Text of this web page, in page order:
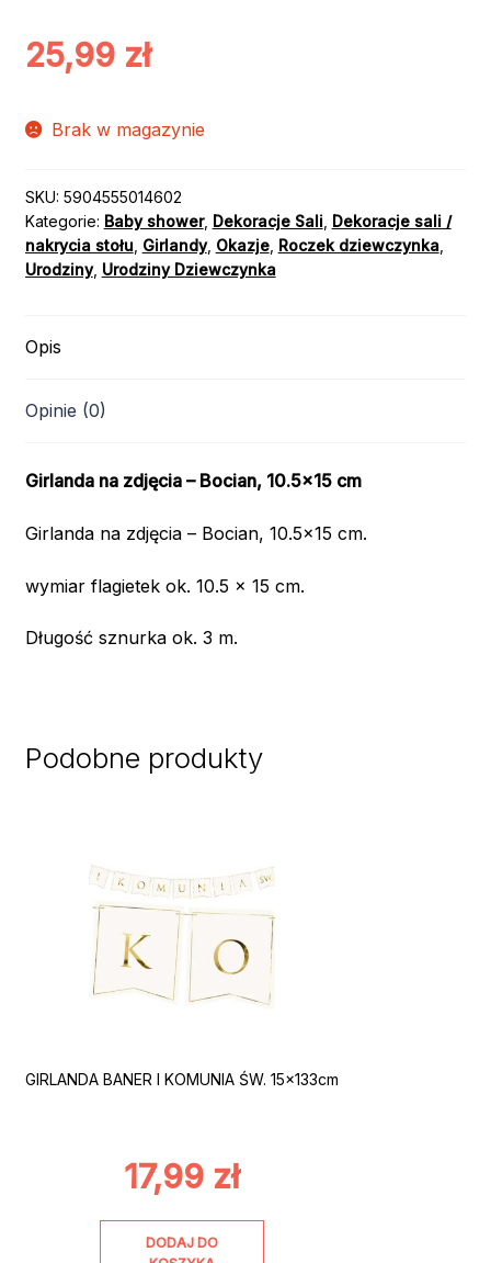
25,99 zł
Brak w magazynie
SKU: 5904555014602
Kategorie: Baby shower, Dekoracje Sali, Dekoracje sali /
nakrycia stołu, Girlandy, Okazje, Roczek dziewczynka,
Urodziny, Urodziny Dziewczynka
Opis
Opinie (0)
Girlanda na zdjęcia – Bocian, 10.5×15 cm
Girlanda na zdjęcia – Bocian, 10.5×15 cm.
wymiar flagietek ok. 10.5 x 15 cm.
Długość sznurka ok. 3 m.
Podobne produkty
GIRLANDA BANER I KOMUNIA ŚW. 15x133cm
17,99 zł
DODAJ DO